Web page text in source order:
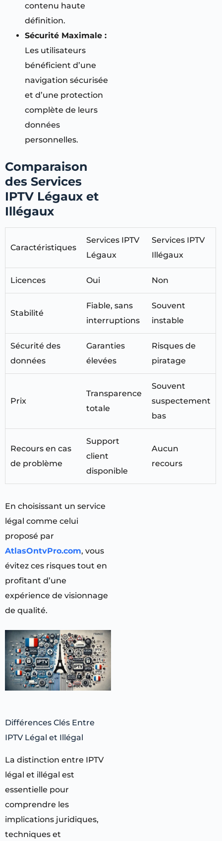
contenu haute
définition.
Sécurité Maximale :
Les utilisateurs
bénéficient d’une
navigation sécurisée
et d’une protection
complète de leurs
données
personnelles.
Comparaison
des Services
IPTV Légaux et
Illégaux
Caractéristiques
Services IPTV
Légaux
Services IPTV
Illégaux
Licences Oui Non
Stabilité
Fiable, sans
interruptions
Souvent
instable
Sécurité des
données
Garanties
élevées
Risques de
piratage
Prix
Transparence
totale
Souvent
suspectement
bas
Recours en cas
de problème
Support
client
disponible
Aucun
recours
En choisissant un service
légal comme celui
proposé par
AtlasOntvPro.com, vous
évitez ces risques tout en
profitant d’une
expérience de visionnage
de qualité.
Différences Clés Entre
IPTV Légal et Illégal
La distinction entre IPTV
légal et illégal est
essentielle pour
comprendre les
implications juridiques,
techniques et